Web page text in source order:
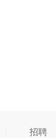
招聘